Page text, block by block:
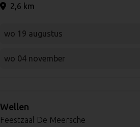
2,6 km
wo 19 augustus
wo 04 november
Wellen
Feestzaal De Meersche